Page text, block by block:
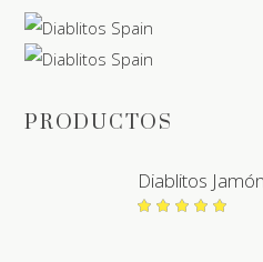
PRODUCTOS
Diablitos